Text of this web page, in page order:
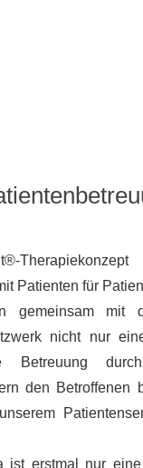
Patienten für
gemeinsam mit
nicht nur
Betreuung
den Betroffenen
ist erstmal nur